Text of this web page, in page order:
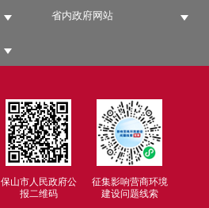
省内政府网站
保山市人民政府公
报二维码
征集影响营商环境
建设问题线索